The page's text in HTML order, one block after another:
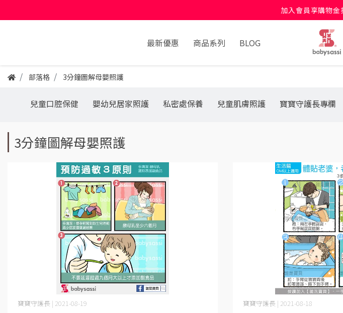
加入會員享購物金
最新優惠 商品系列 BLOG
部落格 3分鐘圖解母嬰照護
兒童口腔保健 嬰幼兒居家照護 私密處保養 兒童肌膚照護 寶寶守護長專欄
3分鐘圖解母嬰照護
寶寶守護長 | 2021-08-19 寶寶守護長 | 2021-08-18